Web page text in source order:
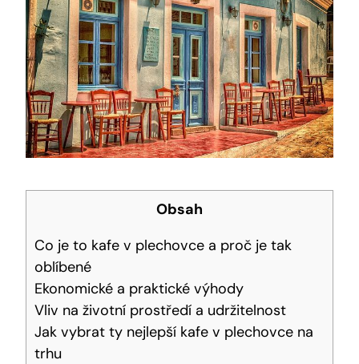
Obsah
Co je to kafe v plechovce a proč je tak
oblíbené
Ekonomické a praktické výhody
Vliv na životní prostředí a udržitelnost
Jak vybrat ty nejlepší kafe v plechovce na
trhu